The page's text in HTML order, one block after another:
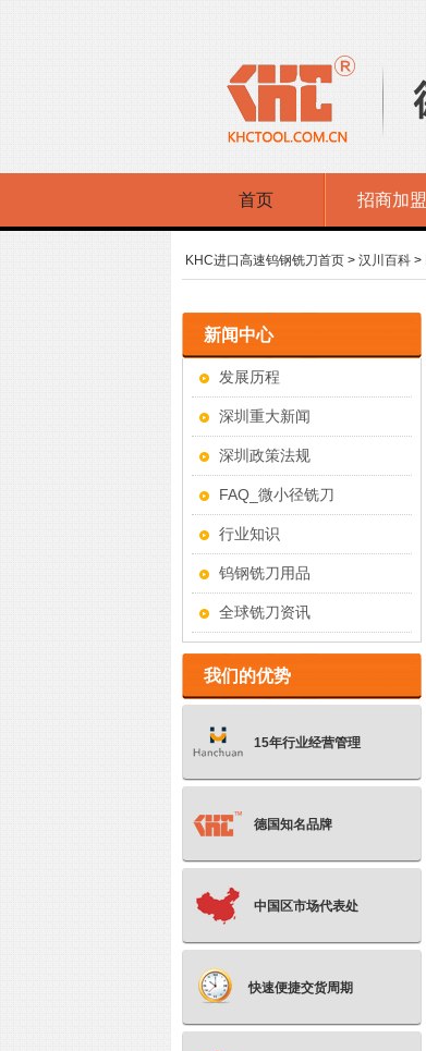
首页 招商加盟
KHC进口高速钨钢铣刀首页 > 汉川百科 >
新闻中心
发展历程
深圳重大新闻
深圳政策法规
FAQ_微小径铣刀
行业知识
钨钢铣刀用品
全球铣刀资讯
我们的优势
15年行业经营管理
德国知名品牌
中国区市场代表处
快速便捷交货周期